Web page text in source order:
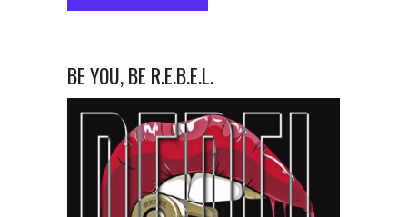
BE YOU, BE R.E.B.E.L.